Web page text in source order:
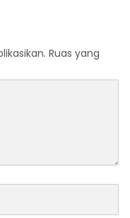
Ruas yang